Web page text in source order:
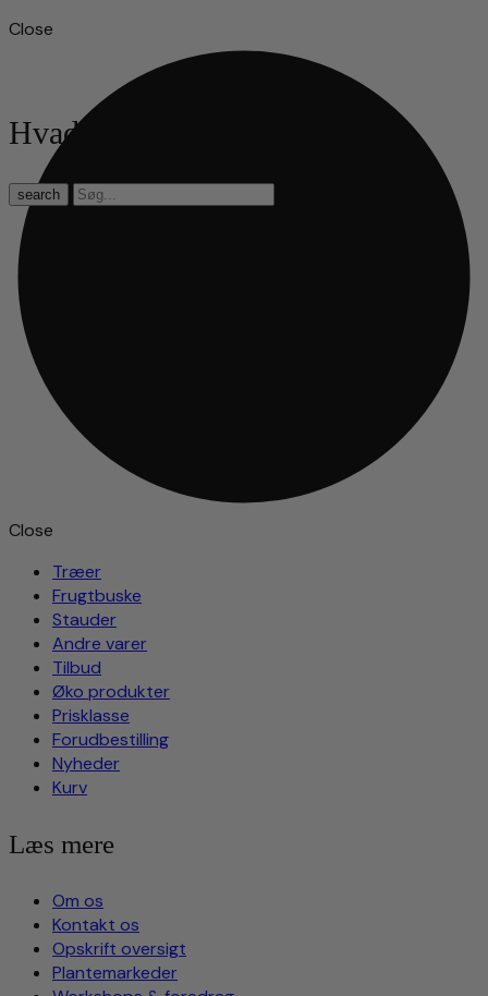
Close
Hvad leder du efter?
search
Close
Træer
Frugtbuske
Stauder
Andre varer
Tilbud
Øko produkter
Prisklasse
Forudbestilling
Nyheder
Kurv
Læs mere
Om os
Kontakt os
Opskrift oversigt
Plantemarkeder